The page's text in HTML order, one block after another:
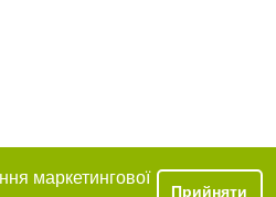
маркетингової
Прийняти